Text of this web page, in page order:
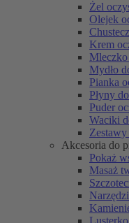
Żel
Olejek
Krem
Mleczko
Mydło
Pianka
Płyny
Puder
Waciki
Akcesoria do
Pokaż
Masaż